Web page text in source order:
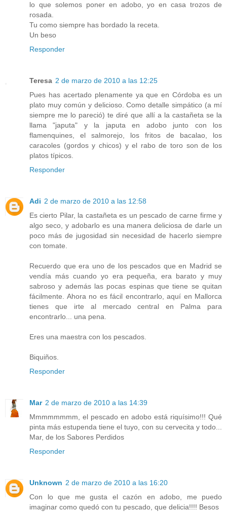
lo que solemos poner en adobo, yo en casa trozos de
rosada.
Tu como siempre has bordado la receta.
Un beso
Responder
Teresa 2 de marzo de 2010 a las 12:25
Pues has acertado plenamente ya que en Córdoba es un
plato muy común y delicioso. Como detalle simpático (a mí
siempre me lo pareció) te diré que allí a la castañeta se la
llama "japuta" y la japuta en adobo junto con los
flamenquines, el salmorejo, los fritos de bacalao, los
caracoles (gordos y chicos) y el rabo de toro son de los
platos típicos.
Responder
Adi 2 de marzo de 2010 a las 12:58
Es cierto Pilar, la castañeta es un pescado de carne firme y
algo seco, y adobarlo es una manera deliciosa de darle un
poco más de jugosidad sin necesidad de hacerlo siempre
con tomate.
Recuerdo que era uno de los pescados que en Madrid se
vendía más cuando yo era pequeña, era barato y muy
sabroso y además las pocas espinas que tiene se quitan
fácilmente. Ahora no es fácil encontrarlo, aquí en Mallorca
tienes que irte al mercado central en Palma para
encontrarlo... una pena.
Eres una maestra con los pescados.
Biquiños.
Responder
Mar 2 de marzo de 2010 a las 14:39
Mmmmmmmm, el pescado en adobo está riquísimo!!! Qué
pinta más estupenda tiene el tuyo, con su cervecita y todo...
Mar, de los Sabores Perdidos
Responder
Unknown 2 de marzo de 2010 a las 16:20
Con lo que me gusta el cazón en adobo, me puedo
imaginar como quedó con tu pescado, que delicia!!!! Besos